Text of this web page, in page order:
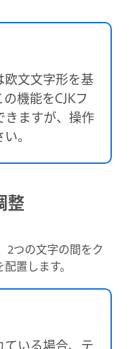
欧文文字形を基
機能をCJKフ
きますが、操作
。
整
2つの文字の間をク
置します。
いる場合、テ